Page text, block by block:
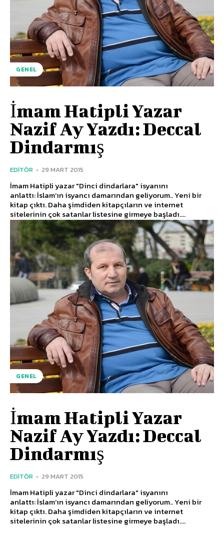
GENEL
İmam Hatipli Yazar
Nazif Ay Yazdı: Deccal
Dindarmış
EDITÖR - 29 MART 2015
İmam Hatipli yazar "Dinci dindarlara" isyanını
anlattı: İslam’ın isyancı damarından geliyorum.. Yeni bir
kitap çıktı. Daha şimdiden kitapçıların ve internet
sitelerinin çok satanlar listesine girmeye başladı....
GENEL
İmam Hatipli Yazar
Nazif Ay Yazdı: Deccal
Dindarmış
EDITÖR - 29 MART 2015
İmam Hatipli yazar "Dinci dindarlara" isyanını
anlattı: İslam’ın isyancı damarından geliyorum.. Yeni bir
kitap çıktı. Daha şimdiden kitapçıların ve internet
sitelerinin çok satanlar listesine girmeye başladı....